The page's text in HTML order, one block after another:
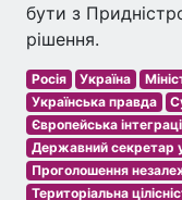
бути з
рішення.
Росія Україна
Українська правда
Європейська
Державний секретар
Проголошення
Територіальна